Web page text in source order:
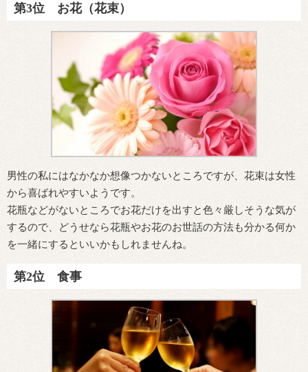
第3位 お花（花束）
男性の私にはなかなか想像つかないところですが、花束は女性
から喜ばれやすいようです。
花瓶などがないところでお花だけを出すと色々厳しそうな気が
するので、どうせなら花瓶やお花のお世話の方法も分かる何か
を一緒にするといいかもしれませんね。
第2位 食事